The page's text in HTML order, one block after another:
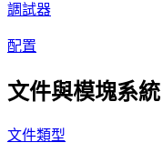
調試器
配置
文件與模塊系統
文件類型